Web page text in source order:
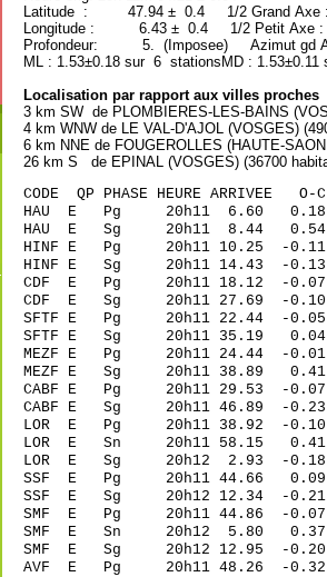
Latitude : 47.94 ± 0.4 1/2 Grand
Longitude : 6.43 ± 0.4 1/2 Petit Axe
Profondeur: 5. (Imposee) Azimut gd
ML : 1.53±0.18 sur 6 stationsMD :
Localisation par rapport aux villes proches
3 km SW de PLOMBIERES-LES-BAINS
4 km WNW de LE VAL-D'AJOL (VOSGES)
6 km NNE de FOUGEROLLES (HAUTE-
26 km S de EPINAL (VOSGES) (36700
CODE QP PHASE HEURE
HAU E Pg 20h11 6.60 0.18
HAU E Sg 20h11 8.44
HINF E Pg 20h11 10.25 -
HINF E Sg 20h11 14.43
CDF E Pg 20h11 18.12 -
CDF E Sg 20h11 27.69 -
SFTF E Pg 20h11 22.44 -0.05
SFTF E Sg 20h11 35.19
MEZF E Pg 20h11 24.44 -0.01
MEZF E Sg 20h11 38.89
CABF E Pg 20h11 29.53 -0.07
CABF E Sg 20h11 46.89 -
LOR E Pg 20h11 38.92 -0.10
LOR E Sn 20h11 58.15 0.41
LOR E Sg 20h12 2.93 -
SSF E Pg 20h11 44.66 0.09
SSF E Sg 20h12 12.34 -
SMF E Pg 20h11 44.86 -0.07
SMF E Sn 20h12 5.80 0.37
SMF E Sg 20h12 12.95 -
AVF E Pg 20h11 48.26 -0.32